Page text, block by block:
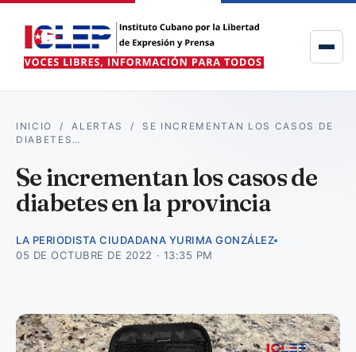
INICIO /ALERTAS / SE INCREMENTAN LOS CASOS DE
DIABETES…
Se incrementan los casos de
diabetes en la provincia
LA PERIODISTA CIUDADANA YURIMA GONZÁLEZ
05 DE OCTUBRE DE 2022 · 13:35 PM